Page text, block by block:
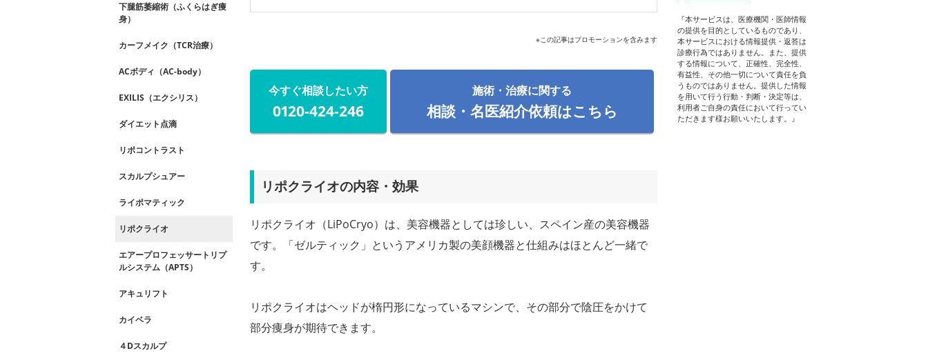
※この記事はプロモーションを含みます
今すぐ相談したい方
0120-424-246
施術・治療に関する
相談・名医紹介依頼はこちら
リポクライオの内容・効果
リポクライオ（LiPoCryo）は、美容機器としては珍しい、スペイン産の美容機器
です。「ゼルティック」というアメリカ製の美顔機器と仕組みはほとんど一緒で
す。
リポクライオはヘッドが楕円形になっているマシンで、その部分で陰圧をかけて
部分痩身が期待できます。
下腿筋萎縮術（ふくらはぎ痩
身）
カーフメイク（TCR治療）
ACボディ（AC-body）
EXILIS（エクシリス）
ダイエット点滴
リポコントラスト
スカルプシュアー
ライポマティック
リポクライオ
エアープロフェッサートリプ
ルシステム（APTS）
アキュリフト
カイベラ
４Dスカルプ
『本サービスは、医療機関・医師情報
の提供を目的としているものであり、
本サービスにおける情報提供・返答は
診療行為ではありません。また、提供
する情報について、正確性、完全性、
有益性、その他一切について責任を負
うものではありません。提供した情報
を用いて行う行動・判断・決定等は、
利用者ご自身の責任において行ってい
ただきます様お願いいたします。』